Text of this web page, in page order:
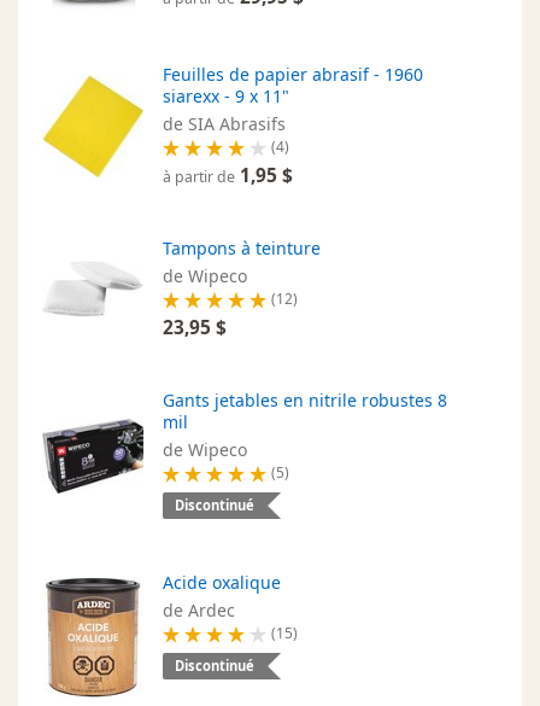
Feuilles de papier abrasif - 1960
siarexx - 9 x 11"
de SIA Abrasifs
(4)
à partir de 1,95 $
Tampons à teinture
de Wipeco
(12)
23,95 $
Gants jetables en nitrile robustes 8
mil
de Wipeco
(5)
Discontinué
Acide oxalique
de Ardec
(15)
Discontinué